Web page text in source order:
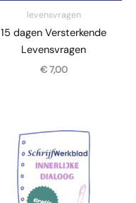
levensvragen
15 dagen Versterkende
Levensvragen
€7,00